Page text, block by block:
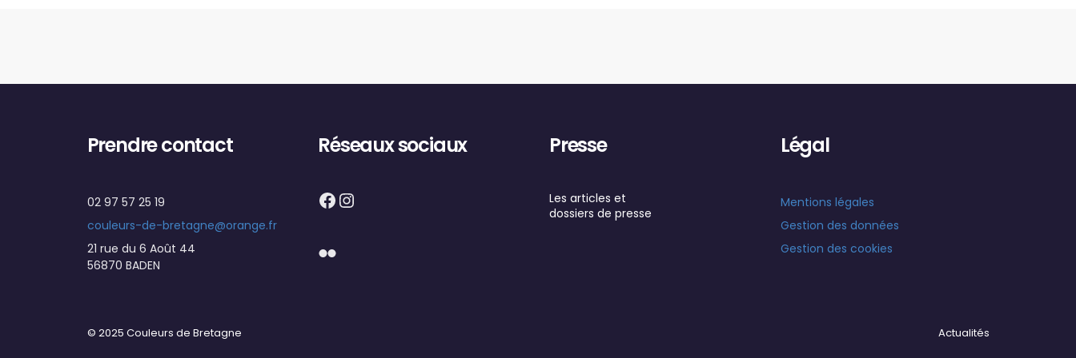
Prendre contact
02 97 57 25 19
couleurs-de-bretagne@orange.fr
21 rue du 6 Août 44
56870 BADEN
Réseaux sociaux
Facebook
Instagram
Flickr
Presse
Les articles et
dossiers de presse
Légal
Mentions légales
Gestion des données
Gestion des cookies
© 2025 Couleurs de Bretagne Actualités